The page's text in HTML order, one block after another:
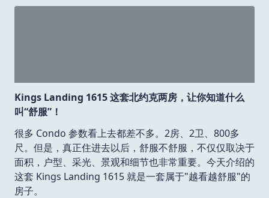
Kings Landing 1615 这套北约克两房，让你知道什么
叫“舒服”！
很多 Condo 参数看上去都差不多。2房、2卫、800多
尺。但是，真正住进去以后，舒服不舒服，不仅仅取决于
面积，户型、采光、景观和细节也非常重要。今天介绍的
这套 Kings Landing 1615 就是一套属于"越看越舒服"的
房子。